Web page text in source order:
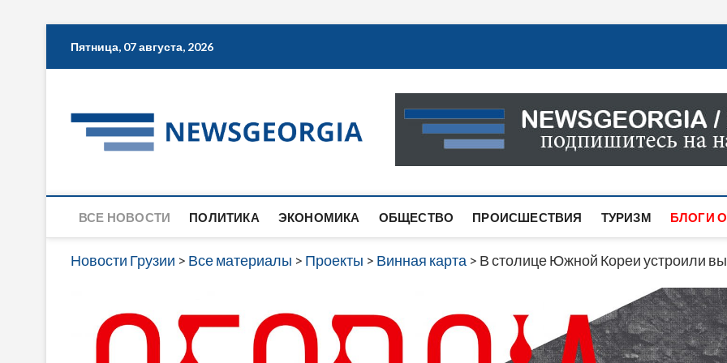
Пятница, 07 августа, 2026
Новости Грузии
САМАЯ АКТУАЛЬНАЯ ИНФОРМАЦИЯ О СОБЫТИЯХ
САЙТЕ ВЫ НАЙДЕТЕ НОВОСТИ ПОЛИТИКИ,
ВСЕ НОВОСТИ ПОЛИТИКА ЭКОНОМИКА ОБЩЕСТВО ПРОИСШЕСТВИЯ ТУРИЗМ БЛОГИ
Новости Грузии > Все материалы > Проекты > Винная карта > В столице Южной Кореи устроили